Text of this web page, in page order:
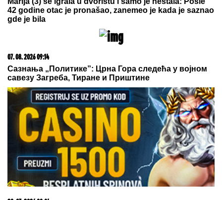
Održana velika akcija: Obeleženo 60 godina od
osnivanja Udruženja dobrovoljnih davalaca krvi
''Fabrike reznog alata'' iz Čačka
Nikolić: Oglasila se zbog
novonastale situacije
Ana Radulović prebolela Mirčeta,
otkrila koliko ju je NOVI MUŠKARAC
OBORIO S NOGU: "Nikad pre nisam
bila ovako zaljubljena"